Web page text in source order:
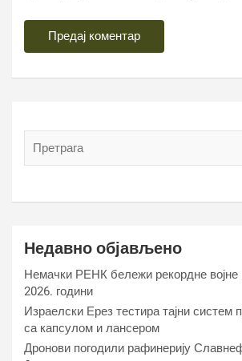
Недавно објављено
Немачки РЕНК бележи рекордне војне
2026. години
Израелски Ерез тестира тајни систем
са капсулом и лансером
Дронови погодили рафинерију